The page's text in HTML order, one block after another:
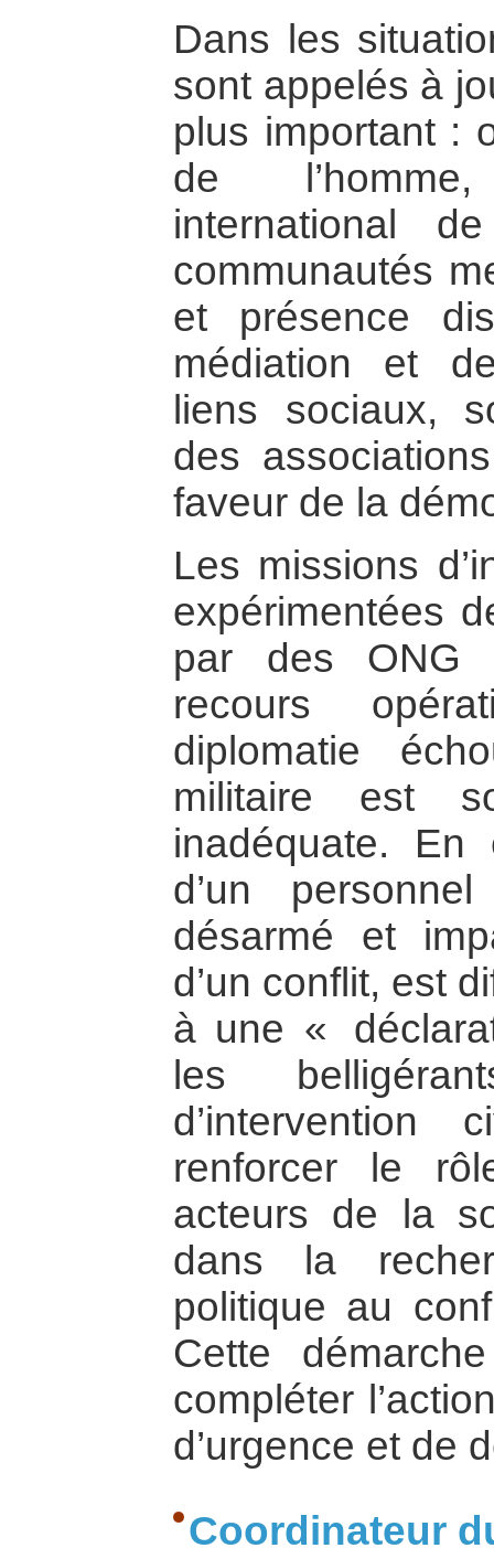
Dans les
sont appelés à
plus important :
de l’homme,
international
communautés
et présence
médiation et
liens sociaux,
des
faveur de la
Les missions
expérimentées
par des ONG
recours
diplomatie
militaire est
inadéquate. En
d’un
désarmé et
d’un conflit, est
à une «
les
d’intervention
renforcer le
acteurs de la
dans la
politique au
Cette
compléter
d’urgence et de
Coordinateur